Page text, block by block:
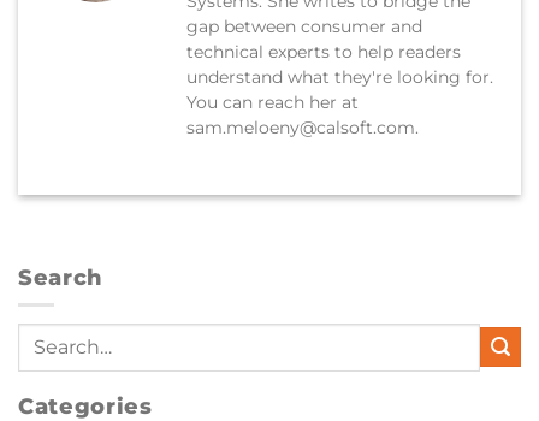
gap between consumer and
technical experts to help readers
understand what they're looking for.
You can reach her at
sam.meloeny@calsoft.com.
Search
Categories